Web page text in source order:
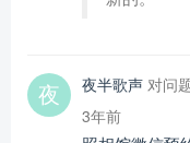
夜半歌声 对问
3年前